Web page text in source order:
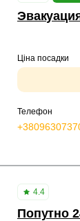
Ціна посадки
Телефон
4.4
Попутно